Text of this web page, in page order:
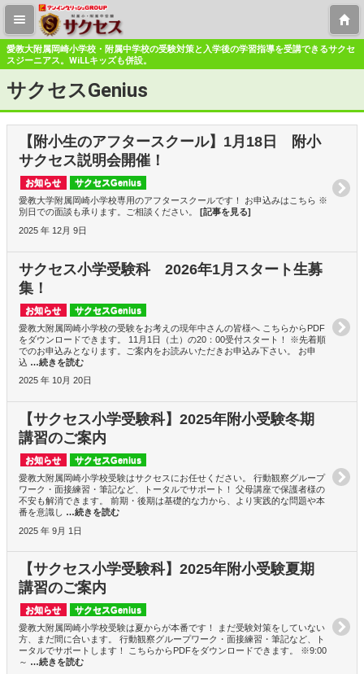
愛教大附属岡崎小学校・附属中学校の受験対策と入学後の学習指導を受講できるサクセ
スジーニアス。WiLLキッズも併設。
サクセスGenius
【附小生のアフタースクール】1月18日 附小
サクセス説明会開催！
お知らせ
サクセスGenius
愛教大学附属岡崎小学校専用のアフタースクールです！ お申込みはこちら ※
別日での面談も承ります。ご相談ください。
[記事を見る]
2025 年 12月 9日
サクセス小学受験科 2026年1月スタート生募
集！
お知らせ
サクセスGenius
愛教大附属岡崎小学校の受験をお考えの現年中さんの皆様へ こちらからPDF
をダウンロードできます。 11月1日（土）の20：00受付スタート！ ※先着順
でのお申込みとなります。ご案内をお読みいただきお申込み下さい。 お申
込 …続きを読む
2025 年 10月 20日
【サクセス小学受験科】2025年附小受験冬期
講習のご案内
お知らせ
サクセスGenius
愛教大附属岡崎小学校受験はサクセスにお任せください。 行動観察グループ
ワーク・面接練習・筆記など、トータルでサポート！ 父母講座で保護者様の
不安も解消できます。 前期・後期は基礎的な力から、より実践的な問題や本
番を意識し …続きを読む
2025 年 9月 1日
【サクセス小学受験科】2025年附小受験夏期
講習のご案内
お知らせ
サクセスGenius
愛教大附属岡崎小学校受験は夏からが本番です！ まだ受験対策をしていない
方、まだ間に合います。 行動観察グループワーク・面接練習・筆記など、ト
ータルでサポートします！ こちらからPDFをダウンロードできます。 ※9:00
～ …続きを読む